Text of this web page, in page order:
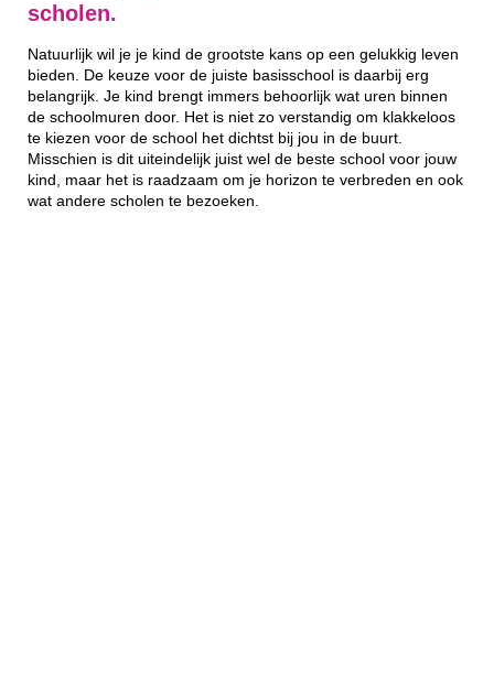
scholen.
Natuurlijk wil je je kind de grootste kans op een gelukkig leven
bieden. De keuze voor de juiste basisschool is daarbij erg
belangrijk. Je kind brengt immers behoorlijk wat uren binnen
de schoolmuren door. Het is niet zo verstandig om klakkeloos
te kiezen voor de school het dichtst bij jou in de buurt.
Misschien is dit uiteindelijk juist wel de beste school voor jouw
kind, maar het is raadzaam om je horizon te verbreden en ook
wat andere scholen te bezoeken.